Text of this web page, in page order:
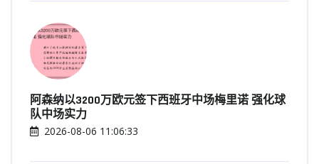
阿森纳以3200万欧元签下西班牙中场梅里诺 强化球
队中场实力
2026-08-06 11:06:33